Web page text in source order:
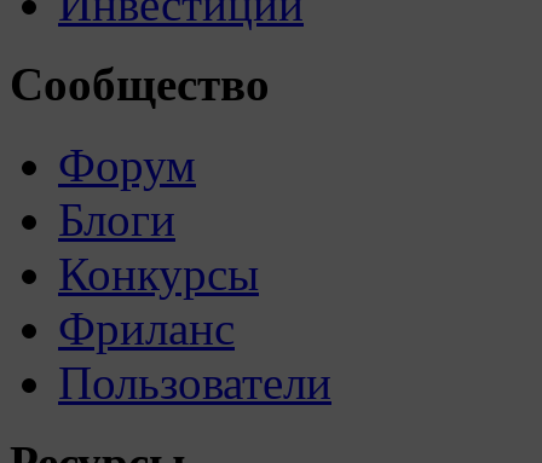
Сообщество
Форум
Блоги
Конкурсы
Фриланс
Пользователи